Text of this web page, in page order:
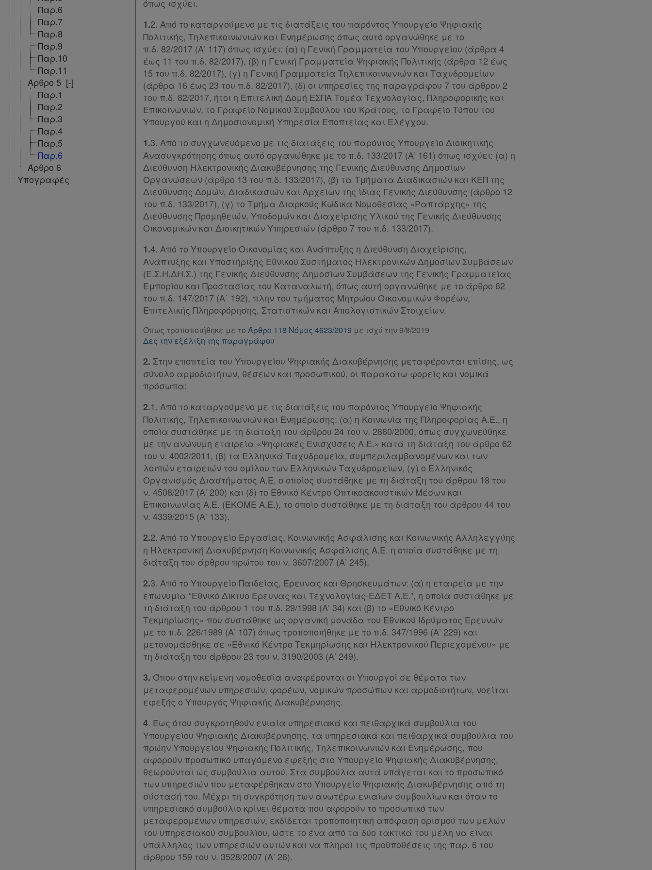
Νομολογία
Kodiko
Forum
Αναζήτηση
Κ.Α.Δ.
Διακρατικές
Συμφωνίες
Ελλάδας
Πληροφορίες
Παρ.6
Παρ.7
Παρ.8
Παρ.9
Παρ.10
Παρ.11
Άρθρο 5 [-]
Παρ.1
Παρ.2
Παρ.3
Παρ.4
Παρ.5
Παρ.6
Άρθρο 6
Υπογραφές
όπως ισχύει.
1.2. Από το καταργούμενο με τις διατάξεις του παρόντος Υπουργείο Ψηφιακής
Πολιτικής, Τηλεπικοινωνιών και Ενημέρωσης όπως αυτό οργανώθηκε με το
π.δ. 82/2017 (Α’ 117) όπως ισχύει: (α) η Γενική Γραμματεία του Υπουργείου (άρθρα 4
έως 11 του π.δ. 82/2017), (β) η Γενική Γραμματεία Ψηφιακής Πολιτικής (άρθρα 12 έως
15 του π.δ. 82/2017), (γ) η Γενική Γραμματεία Τηλεπικοινωνιών και Ταχυδρομείων
(άρθρα 16 έως 23 του π.δ. 82/2017), (δ) οι υπηρεσίες της παραγράφου 7 του άρθρου 2
του π.δ. 82/2017, ήτοι η Επιτελική Δομή ΕΣΠΑ Τομέα Τεχνολογίας, Πληροφορικής και
Επικοινωνιών, το Γραφείο Νομικού Συμβούλου του Κράτους, το Γραφείο Τύπου του
Υπουργού και η Δημοσιονομική Υπηρεσία Εποπτείας και Ελέγχου.
1.3. Από το συγχωνευόμενο με τις διατάξεις του παρόντος Υπουργείο Διοικητικής
Ανασυγκρότησης όπως αυτό οργανώθηκε με το π.δ. 133/2017 (Α’ 161) όπως ισχύει: (α) η
Διεύθυνση Ηλεκτρονικής Διακυβέρνησης της Γενικής Διεύθυνσης Δημοσίων
Οργανώσεων (άρθρο 13 του π.δ. 133/2017), (β) τα Τμήματα Διαδικασιών και ΚΕΠ της
Διεύθυνσης Δομών, Διαδικασιών και Αρχείων της ίδιας Γενικής Διεύθυνσης (άρθρο 12
του π.δ. 133/2017), (γ) το Τμήμα Διαρκούς Κώδικα Νομοθεσίας «Ραπτάρχης» της
Διεύθυνσης Προμηθειών, Υποδομών και Διαχείρισης Υλικού της Γενικής Διεύθυνσης
Οικονομικών και Διοικητικών Υπηρεσιών (άρθρο 7 του π.δ. 133/2017).
1.4. Από το Υπουργείο Οικονομίας και Ανάπτυξης η Διεύθυνση Διαχείρισης,
Ανάπτυξης και Υποστήριξης Εθνικού Συστήματος Ηλεκτρονικών Δημοσίων Συμβάσεων
(Ε.Σ.Η.ΔΗ.Σ.) της Γενικής Διεύθυνσης Δημοσίων Συμβάσεων της Γενικής Γραμματείας
Εμπορίου και Προστασίας του Καταναλωτή, όπως αυτή οργανώθηκε με το άρθρο 62
του π.δ. 147/2017 (Α΄ 192), πλην του τμήματος Μητρώου Οικονομικών Φορέων,
Επιτελικής Πληροφόρησης, Στατιστικών και Απολογιστικών Στοιχείων.
Όπως τροποποιήθηκε με το Άρθρο 118 Νόμος 4623/2019 με ισχύ την 9/8/2019
Δες την εξέλιξη της παραγράφου
2. Στην εποπτεία του Υπουργείου Ψηφιακής Διακυβέρνησης μεταφέρονται επίσης, ως
σύνολο αρμοδιοτήτων, θέσεων και προσωπικού, οι παρακάτω φορείς και νομικά
πρόσωπα:
2.1. Από το καταργούμενο με τις διατάξεις του παρόντος Υπουργείο Ψηφιακής
Πολιτικής, Τηλεπικοινωνιών και Ενημέρωσης: (α) η Κοινωνία της Πληροφορίας Α.Ε., η
οποία συστάθηκε με τη διάταξη του άρθρου 24 του ν. 2860/2000, όπως συγχωνεύθηκε
με την ανώνυμη εταιρεία «Ψηφιακές Ενισχύσεις Α.Ε.» κατά τη διάταξη του άρθρο 62
του ν. 4002/2011, (β) τα Ελληνικά Ταχυδρομεία, συμπεριλαμβανομένων και των
λοιπών εταιρειών του ομίλου των Ελληνικών Ταχυδρομείων, (γ) ο Ελληνικός
Οργανισμός Διαστήματος Α.Ε, ο οποίος συστάθηκε με τη διάταξη του άρθρου 18 του
ν. 4508/2017 (Α’ 200) και (δ) το Εθνικό Κέντρο Οπτικοακουστικών Μέσων και
Επικοινωνίας Α.Ε. (ΕΚΟΜΕ Α.Ε.), το οποίο συστάθηκε με τη διάταξη του άρθρου 44 του
ν. 4339/2015 (Α’ 133).
2.2. Από το Υπουργείο Εργασίας, Κοινωνικής Ασφάλισης και Κοινωνικής Αλληλεγγύης
η Ηλεκτρονική Διακυβέρνηση Κοινωνικής Ασφάλισης Α.Ε. η οποία συστάθηκε με τη
διάταξη του άρθρου πρώτου του ν. 3607/2007 (Α’ 245).
2.3. Από το Υπουργείο Παιδείας, Έρευνας και Θρησκευμάτων: (α) η εταιρεία με την
επωνυμία “Εθνικό Δίκτυο Έρευνας και Τεχνολογίας-ΕΔΕΤ Α.Ε.”, η οποία συστάθηκε με
τη διάταξη του άρθρου 1 του π.δ. 29/1998 (Α’ 34) και (β) το «Εθνικό Κέντρο
Τεκμηρίωσης» που συστάθηκε ως οργανική μονάδα του Εθνικού Ιδρύματος Ερευνών
με το π.δ. 226/1989 (Α’ 107) όπως τροποποιήθηκε με το π.δ. 347/1996 (Α’ 229) και
μετονομάσθηκε σε «Εθνικό Κέντρο Τεκμηρίωσης και Ηλεκτρονικού Περιεχομένου» με
τη διάταξη του άρθρου 23 του ν. 3190/2003 (Α’ 249).
3. Όπου στην κείμενη νομοθεσία αναφέρονται οι Υπουργοί σε θέματα των
μεταφερομένων υπηρεσιών, φορέων, νομικών προσώπων και αρμοδιοτήτων, νοείται
εφεξής ο Υπουργός Ψηφιακής Διακυβέρνησης.
4. Έως ότου συγκροτηθούν ενιαία υπηρεσιακά και πειθαρχικά συμβούλια του
Υπουργείου Ψηφιακής Διακυβέρνησης, τα υπηρεσιακά και πειθαρχικά συμβούλια του
πρώην Υπουργείου Ψηφιακής Πολιτικής, Τηλεπικοινωνιών και Ενημέρωσης, που
αφορούν προσωπικό υπαγόμενο εφεξής στο Υπουργείο Ψηφιακής Διακυβέρνησης,
θεωρούνται ως συμβούλια αυτού. Στα συμβούλια αυτά υπάγεται και το προσωπικό
των υπηρεσιών που μεταφέρθηκαν στο Υπουργείο Ψηφιακής Διακυβέρνησης από τη
σύστασή του. Μέχρι τη συγκρότηση των ανωτέρω ενιαίων συμβουλίων και όταν το
υπηρεσιακό συμβούλιο κρίνει θέματα που αφορούν το προσωπικό των
μεταφερομένων υπηρεσιών, εκδίδεται τροποποιητική απόφαση ορισμού των μελών
του υπηρεσιακού συμβουλίου, ώστε το ένα από τα δύο τακτικά του μέλη να είναι
υπάλληλος των υπηρεσιών αυτών και να πληροί τις προϋποθέσεις της παρ. 6 του
άρθρου 159 του ν. 3528/2007 (Α’ 26).